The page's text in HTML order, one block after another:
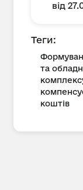
від
Теги:
та
коштів